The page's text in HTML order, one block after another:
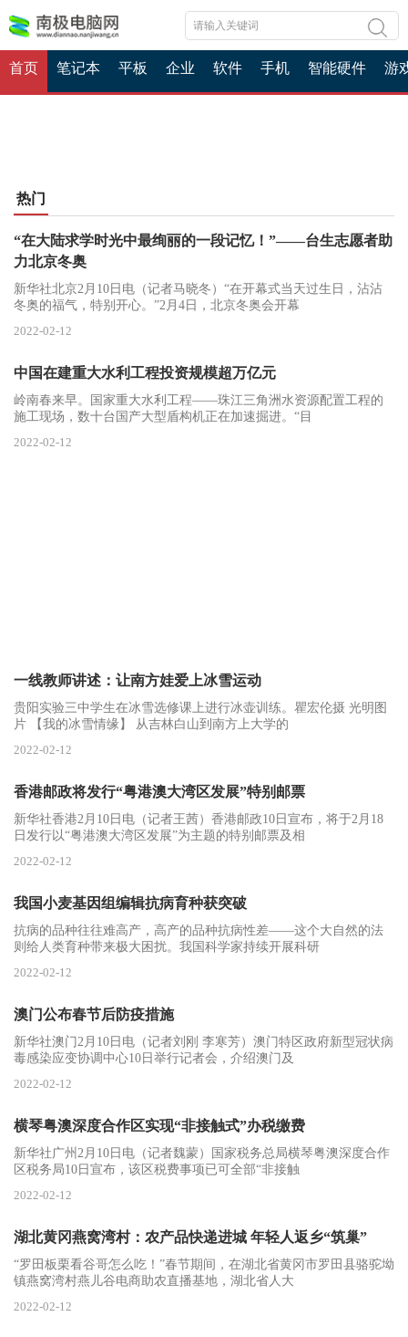
首页 笔记本 平板 企业 软件 手机 智能硬件 游
热门
“在大陆求学时光中最绚丽的一段记忆！”——台生志愿者助
力北京冬奥
新华社北京2月10日电（记者马晓冬）“在开幕式当天过生日，沾沾
冬奥的福气，特别开心。”2月4日，北京冬奥会开幕
2022-02-12
中国在建重大水利工程投资规模超万亿元
岭南春来早。国家重大水利工程——珠江三角洲水资源配置工程的
施工现场，数十台国产大型盾构机正在加速掘进。“目
2022-02-12
一线教师讲述：让南方娃爱上冰雪运动
贵阳实验三中学生在冰雪选修课上进行冰壶训练。瞿宏伦摄 光明图
片 【我的冰雪情缘】 从吉林白山到南方上大学的
2022-02-12
香港邮政将发行“粤港澳大湾区发展”特别邮票
新华社香港2月10日电（记者王茜）香港邮政10日宣布，将于2月18
日发行以“粤港澳大湾区发展”为主题的特别邮票及相
2022-02-12
我国小麦基因组编辑抗病育种获突破
抗病的品种往往难高产，高产的品种抗病性差——这个大自然的法
则给人类育种带来极大困扰。我国科学家持续开展科研
2022-02-12
澳门公布春节后防疫措施
新华社澳门2月10日电（记者刘刚 李寒芳）澳门特区政府新型冠状病
毒感染应变协调中心10日举行记者会，介绍澳门及
2022-02-12
横琴粤澳深度合作区实现“非接触式”办税缴费
新华社广州2月10日电（记者魏蒙）国家税务总局横琴粤澳深度合作
区税务局10日宣布，该区税费事项已可全部“非接触
2022-02-12
湖北黄冈燕窝湾村：农产品快递进城 年轻人返乡“筑巢”
“罗田板栗看谷哥怎么吃！”春节期间，在湖北省黄冈市罗田县骆驼坳
镇燕窝湾村燕儿谷电商助农直播基地，湖北省人大
2022-02-12